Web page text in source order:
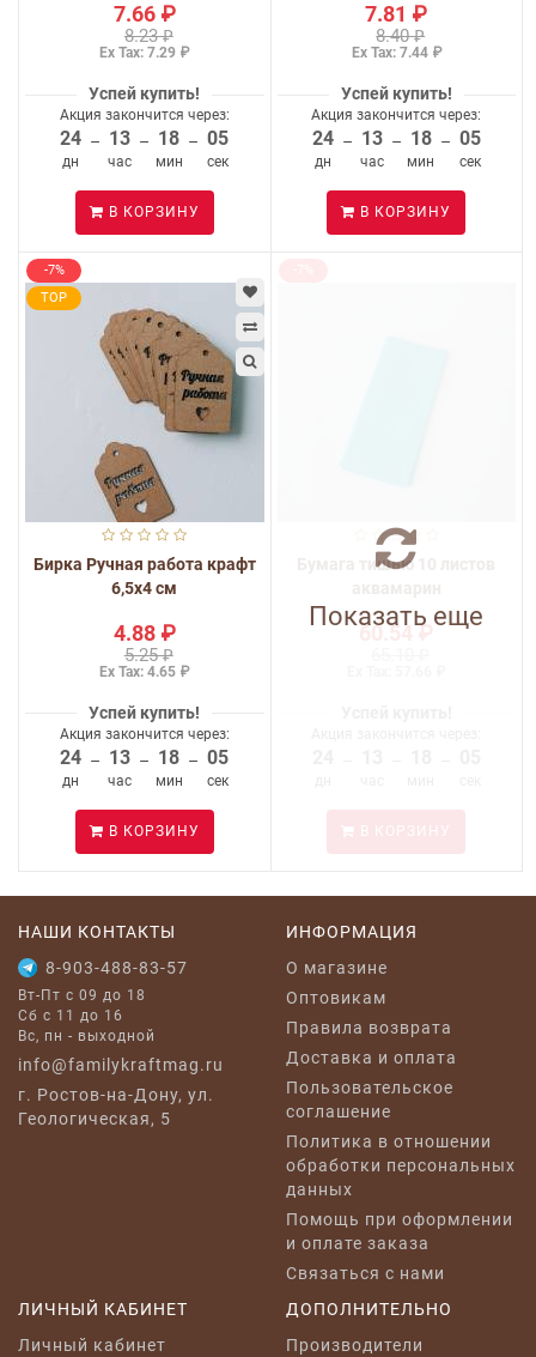
7.66 ₽
8.23 ₽
Ex Tax: 7.29 ₽
Успей купить!
Акция закончится через:
24
дн
– 13
час
– 18
мин
– 05
сек
В КОРЗИНУ
7.81 ₽
8.40 ₽
Ex Tax: 7.44 ₽
Успей купить!
Акция закончится через:
24
дн
– 13
час
– 18
мин
– 05
сек
В КОРЗИНУ
-7%
TOP
Бирка Ручная работа крафт
6,5x4 см
4.88 ₽
5.25 ₽
Ex Tax: 4.65 ₽
Успей купить!
Акция закончится через:
24
дн
– 13
час
– 18
мин
– 05
сек
В КОРЗИНУ
Бумага тишью 10 листов
60.54 ₽
В КОРЗИНУ
Показать еще
НАШИ КОНТАКТЫ
8-903-488-83-57
Вт-Пт с 09 до 18
Сб с 11 до 16
Вс, пн - выходной
info@familykraftmag.ru
г. Ростов-на-Дону, ул.
Геологическая, 5
ИНФОРМАЦИЯ
O магазине
Оптовикам
Правила возврата
Доставка и оплата
Пользовательское
соглашение
Политика в отношении
обработки персональных
данных
Помощь при оформлении
и оплате заказа
Связаться с нами
ЛИЧНЫЙ КАБИНЕТ
Личный кабинет
ДОПОЛНИТЕЛЬНО
Производители